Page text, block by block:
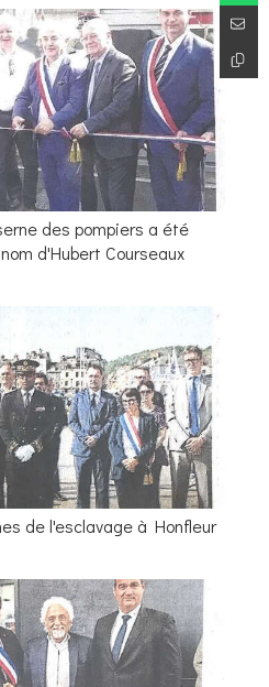
des pompiers a été
d'Hubert Courseaux
de l'esclavage à Honfleur